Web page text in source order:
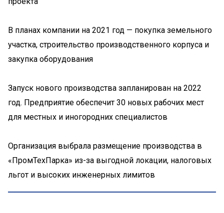
В планах компании на 2021 год — покупка земельного
участка, строительство производственного корпуса и
закупка оборудования
Запуск нового производства запланирован на 2022
год. Предприятие обеспечит 30 новых рабочих мест
для местных и иногородних специалистов
Организация выбрала размещение производства в
«ПромТехПарка» из-за выгодной локации, налоговых
льгот и высоких инженерных лимитов